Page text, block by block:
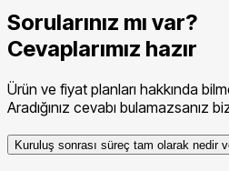
Sorularınız mı var?
Cevaplarımız hazır
Ürün ve fiyat planları hakkında
Aradığınız cevabı bulamazsanız
Kuruluş sonrası süreç tam olarak nedir